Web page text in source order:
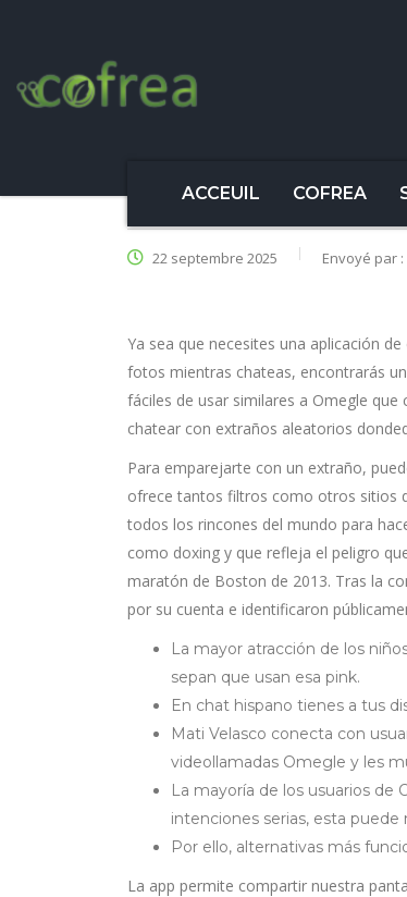
ACCEUIL COFREA
22 septembre 2025 Envoyé par :
Ya sea que necesites una aplicación
fotos mientras chateas, encontrarás
fáciles de usar similares a Omegle
chatear con extraños aleatorios
Para emparejarte con un extraño,
ofrece tantos filtros como otros sitios
todos los rincones del mundo para
como doxing y que refleja el peligro
maratón de Boston de 2013. Tras la
por su cuenta e identificaron
La mayor atracción de los
sepan que usan esa pink.
En chat hispano tienes a tus
Mati Velasco conecta con
videollamadas Omegle y les
La mayoría de los usuarios de
intenciones serias, esta
Por ello, alternativas más
La app permite compartir nuestra